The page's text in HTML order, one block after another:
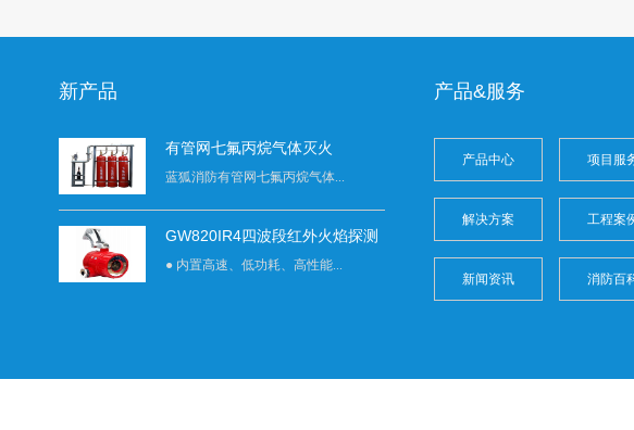
新产品
有管网七氟丙烷气体灭火
蓝狐消防有管网七氟丙烷气体...
GW820IR4四波段红外火焰探测
● 内置高速、低功耗、高性能...
产品&服务
产品中心 项目服
解决方案 工程案
新闻资讯 消防百